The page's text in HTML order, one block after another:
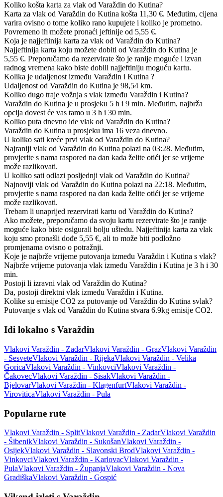
Koliko košta karta za vlak od Varaždin do Kutina?
Karta za vlak od Varaždin do Kutina košta 11,30 €. Međutim, cijena
varira ovisno o tome koliko rano kupujete i koliko je prometno.
Povremeno ih možete pronaći jeftinije od 5,55 €.
Koja je najjeftinija karta za vlak od Varaždin do Kutina?
Najjeftinija karta koju možete dobiti od Varaždin do Kutina je
5,55 €. Preporučamo da rezervirate što je ranije moguće i izvan
radnog vremena kako biste dobili najjeftiniju moguću kartu.
Kolika je udaljenost između Varaždin i Kutina ?
Udaljenost od Varaždin do Kutina je 98,54 km.
Koliko dugo traje vožnja s vlak između Varaždin i Kutina?
Varaždin do Kutina je u prosjeku 5 h i 9 min. Međutim, najbrža
opcija dovest će vas tamo u 3 h i 30 min.
Koliko puta dnevno ide vlak od Varaždin do Kutina?
Varaždin do Kutina u prosjeku ima 16 veza dnevno.
U koliko sati kreće prvi vlak od Varaždin do Kutina?
Najraniji vlak od Varaždin do Kutina polazi na 03:28. Međutim,
provjerite s nama raspored na dan kada želite otići jer se vrijeme
može razlikovati.
U koliko sati odlazi posljednji vlak od Varaždin do Kutina?
Najnoviji vlak od Varaždin do Kutina polazi na 22:18. Međutim,
provjerite s nama raspored na dan kada želite otići jer se vrijeme
može razlikovati.
Trebam li unaprijed rezervirati kartu od Varaždin do Kutina?
Ako možete, preporučamo da svoju kartu rezervirate što je ranije
moguće kako biste osigurali bolju uštedu. Najjeftinija karta za vlak
koju smo pronašli dođe 5,55 €, ali to može biti podložno
promjenama ovisno o potražnji.
Koje je najbrže vrijeme putovanja između Varaždin i Kutina s vlak?
Najbrže vrijeme putovanja vlak između Varaždin i Kutina je 3 h i 30
min.
Postoji li izravni vlak od Varaždin do Kutina?
Da, postoji direktni vlak između Varaždin i Kutina.
Kolike su emisije CO2 za putovanje od Varaždin do Kutina svlak?
Putovanje s vlak od Varaždin do Kutina stvara 6.9kg emisije CO2.
Idi lokalno s Varaždin
Vlakovi Varaždin - ZadarVlakovi Varaždin - GrazVlakovi Varaždin
- SesveteVlakovi Varaždin - RijekaVlakovi Varaždin - Velika
GoricaVlakovi Varaždin - VinkovciVlakovi Varaždin -
ČakovecVlakovi Varaždin - SisakVlakovi Varaždin -
BjelovarVlakovi Varaždin - KlagenfurtVlakovi Varaždin -
ViroviticaVlakovi Varaždin - Pula
Popularne rute
Vlakovi Varaždin - SplitVlakovi Varaždin - ZadarVlakovi Varaždin
- ŠibenikVlakovi Varaždin - SukošanVlakovi Varaždin -
OsijekVlakovi Varaždin - Slavonski BrodVlakovi Varaždin -
VinkovciVlakovi Varaždin - KarlovacVlakovi Varaždin -
PulaVlakovi Varaždin - ŽupanjaVlakovi Varaždin - Nova
GradiškaVlakovi Varaždin - Gospić